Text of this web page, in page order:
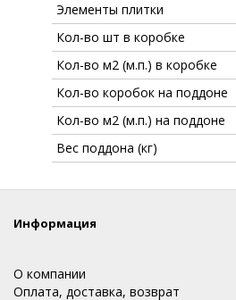
Элементы плитки
Кол-во шт в коробке
Кол-во м2 (м.п.) в коробке
Кол-во коробок на поддоне
Кол-во м2 (м.п.) на поддоне
Вес поддона (кг)
Информация
О компании
Оплата, доставка, возврат